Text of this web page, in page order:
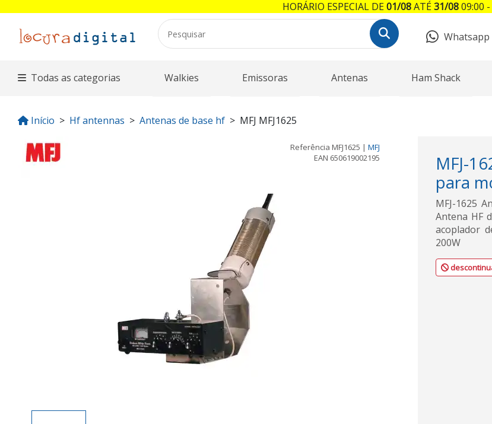
Whatsapp
Todas as categorias Walkies Emissoras Antenas Ham Shack
Início Hf antennas Antenas de base hf MFJ MFJ1625
Referência MFJ1625 | MFJ
EAN 650619002195
MFJ-
para
MFJ-1625
Antena HF
acoplador
200W
HORÁRIO ESPECIAL DE01/08ATÉ31/0809:00 -